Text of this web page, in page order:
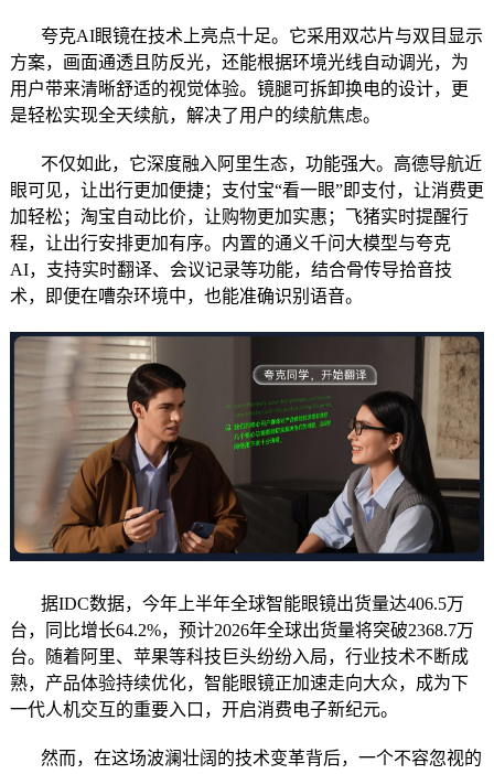
夸克AI眼镜在技术上亮点十足。它采用双芯片与双目显示
方案，画面通透且防反光，还能根据环境光线自动调光，为
用户带来清晰舒适的视觉体验。镜腿可拆卸换电的设计，更
是轻松实现全天续航，解决了用户的续航焦虑。
不仅如此，它深度融入阿里生态，功能强大。高德导航近
眼可见，让出行更加便捷；支付宝“看一眼”即支付，让消费更
加轻松；淘宝自动比价，让购物更加实惠；飞猪实时提醒行
程，让出行安排更加有序。内置的通义千问大模型与夸克
AI，支持实时翻译、会议记录等功能，结合骨传导拾音技
术，即便在嘈杂环境中，也能准确识别语音。
据IDC数据，今年上半年全球智能眼镜出货量达406.5万
台，同比增长64.2%，预计2026年全球出货量将突破2368.7万
台。随着阿里、苹果等科技巨头纷纷入局，行业技术不断成
熟，产品体验持续优化，智能眼镜正加速走向大众，成为下
一代人机交互的重要入口，开启消费电子新纪元。
然而，在这场波澜壮阔的技术变革背后，一个不容忽视的